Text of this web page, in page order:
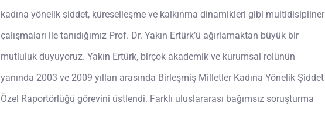
kadına yönelik şiddet, küreselleşme ve kalkınma dinamikleri gibi multidisipliner
çalışmaları ile tanıdığımız Prof. Dr. Yakın Ertürk’ü ağırlamaktan büyük bir
mutluluk duyuyoruz. Yakın Ertürk, birçok akademik ve kurumsal rolünün
yanında 2003 ve 2009 yılları arasında Birleşmiş Milletler Kadına Yönelik Şiddet
Özel Raportörlüğü görevini üstlendi. Farklı uluslararası bağımsız soruşturma